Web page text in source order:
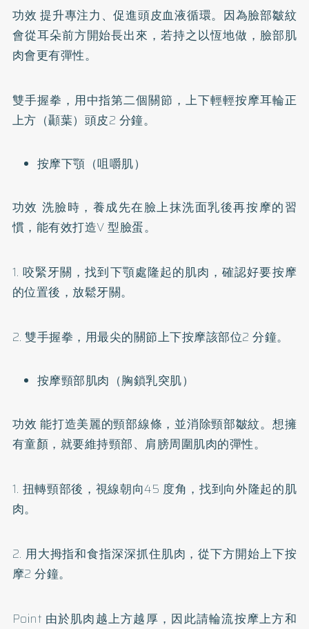
功效 提升專注力、促進頭皮血液循環。因為臉部皺紋
會從耳朵前方開始長出來，若持之以恆地做，臉部肌
肉會更有彈性。
雙手握拳，用中指第二個關節，上下輕輕按摩耳輪正
上方（顳葉）頭皮2 分鐘。
按摩下顎（咀嚼肌）
功效 洗臉時，養成先在臉上抹洗面乳後再按摩的習
慣，能有效打造V 型臉蛋。
1. 咬緊牙關，找到下顎處隆起的肌肉，確認好要按摩
的位置後，放鬆牙關。
2. 雙手握拳，用最尖的關節上下按摩該部位2 分鐘。
按摩頸部肌肉（胸鎖乳突肌）
功效 能打造美麗的頸部線條，並消除頸部皺紋。想擁
有童顏，就要維持頸部、肩膀周圍肌肉的彈性。
1. 扭轉頸部後，視線朝向45 度角，找到向外隆起的肌
肉。
2. 用大拇指和食指深深抓住肌肉，從下方開始上下按
摩2 分鐘。
Point 由於肌肉越上方越厚，因此請輪流按摩上方和